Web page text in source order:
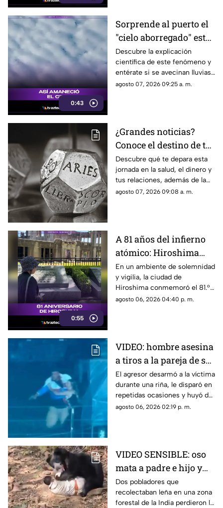
0:43
Sorprende al puerto el
"cielo aborregado" este
viernes: ¿Qué nos
espera en el clima?
Descubre la explicación
científica de este fenómeno y
entérate si se avecinan lluvias
o buen tiempo.
agosto 07, 2026 09:25 a. m.
¿Grandes noticias?
Conoce el destino de tu
signo para este viernes
Descubre qué te depara esta
jornada en la salud, el dinero y
tus relaciones, además de la
palabra clave para guiar tus
agosto 07, 2026 09:08 a. m.
0:55
A 81 años del infierno
atómico: Hiroshima
exige a las potencias el
fin de la era nuclear
En un ambiente de solemnidad
y vigilia, la ciudad de
Hiroshima conmemoró el 81.°
aniversario del devastador
agosto 06, 2026 04:40 p. m.
VIDEO: hombre asesina
a tiros a la pareja de su
ex tras pelea en rodeo
El agresor desarmó a la víctima
durante una riña, le disparó en
repetidas ocasiones y huyó de
la escena.
agosto 06, 2026 02:19 p. m.
VIDEO SENSIBLE: oso
mata a padre e hijo y
deja a una persona
herida
Dos pobladores que
recolectaban leña en una zona
forestal de la India perdieron la